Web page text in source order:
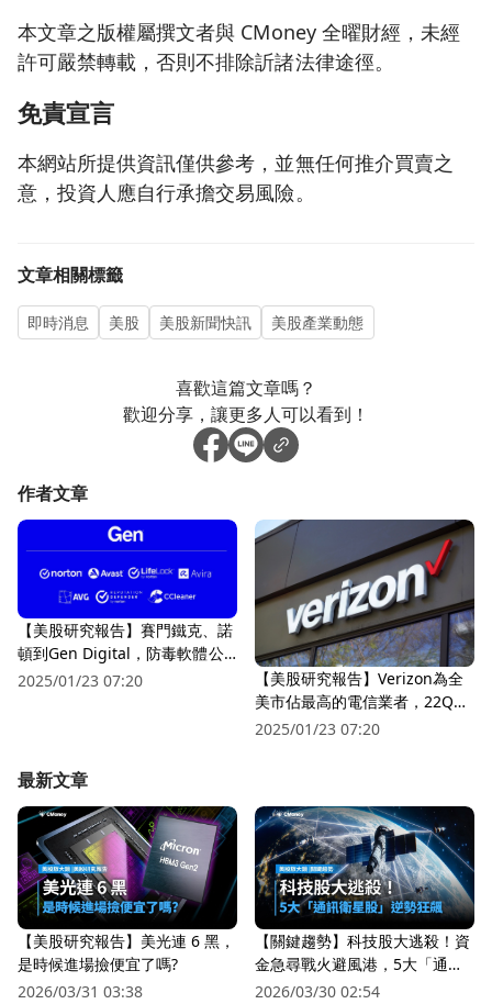
本文章之版權屬撰文者與 CMoney 全曜財經，未經
許可嚴禁轉載，否則不排除訢諸法律途徑。
免責宣言
本網站所提供資訊僅供參考，並無任何推介買賣之
意，投資人應自行承擔交易風險。
文章相關標籤
即時消息 美股 美股新聞快訊 美股產業動態
喜歡這篇文章嗎？
歡迎分享，讓更多人可以看到！
作者文章
【美股研究報告】賽門鐵克、諾
頓到Gen Digital，防毒軟體公
司整合蛻變搶奪市占並產生綜效
2025/01/23 07:20
【美股研究報告】Verizon為全
美市佔最高的電信業者，22Q3
營收成長，後續展望如何看待？
2025/01/23 07:20
最新文章
【美股研究報告】美光連 6 黑，
是時候進場撿便宜了嗎?
2026/03/31 03:38
【關鍵趨勢】科技股大逃殺！資
金急尋戰火避風港，5大「通訊
衛星股」逆勢狂飆
2026/03/30 02:54